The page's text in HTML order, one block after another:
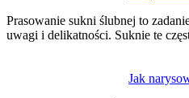
Prasowanie sukni ślubnej to
uwagi i delikatności. Suknie te
Jak